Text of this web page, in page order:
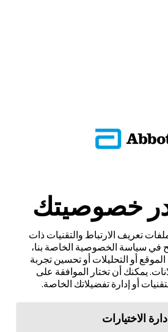
خصوصيتك
تعريف الارتباط والتقنيات ذات
في سياسة الخصوصية الخاصة بنا،
أو التحليلات أو تحسين تجربة
يمكنك أن تختار الموافقة على
أو إدارة تفضيلاتك الخاصة.
الاختيارات